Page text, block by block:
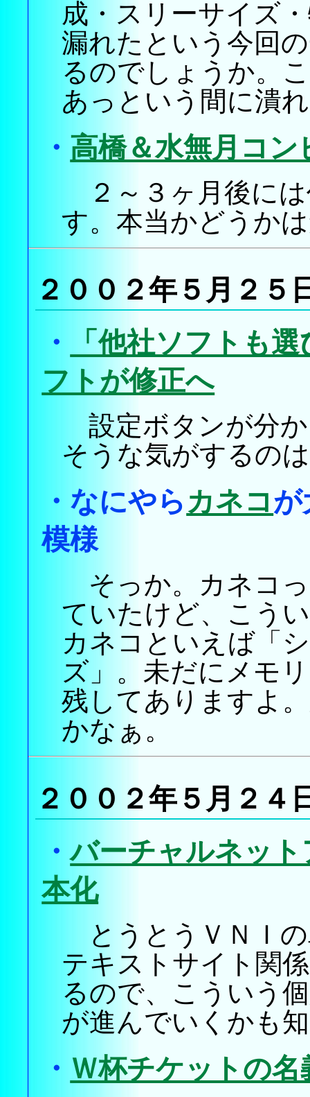
成・スリーサイズ
漏れたという今回
るのでしょうか。
あっという間に潰
・ 高橋＆水無月コン
２～３ヶ月後に
す。本当かどうか
２００２年５月２５
・
「他社ソフトも
フトが修正へ
設定ボタンが分
そうな気がするの
・ なにやらカネコが
模様
そっか。カネコ
ていたけど、こう
カネコといえば「
ズ」。未だにメモ
残してありますよ
かなぁ。
２００２年５月２４
・バーチャルネッ
本化
とうとうＶＮＩ
テキストサイト関
るので、こういう
が進んでいくかも
・ Ｗ杯チケットの名